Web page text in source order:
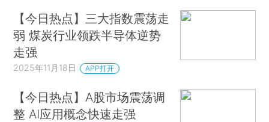
【今日热点】三大指数震荡走
弱 煤炭行业领跌半导体逆势
走强
2025年11月18日 APP打开
【今日热点】A股市场震荡调
整 AI应用概念快速走强